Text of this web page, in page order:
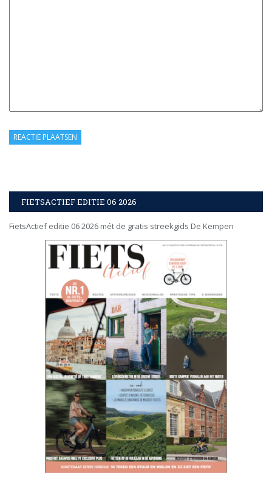
FIETSACTIEF EDITIE 06 2026
FietsActief editie 06 2026 mét de gratis streekgids De Kempen